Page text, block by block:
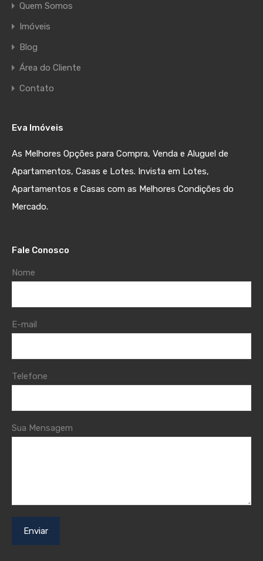
Quem Somos
Imóveis
Blog
Área do Cliente
Contato
Eva Imóveis
As Melhores Opções para Compra, Venda e Aluguel de
Apartamentos, Casas e Lotes. Invista em Lotes,
Apartamentos e Casas com as Melhores Condições do
Mercado.
Fale Conosco
Nome
E-mail
Telefone
Sua Mensagem